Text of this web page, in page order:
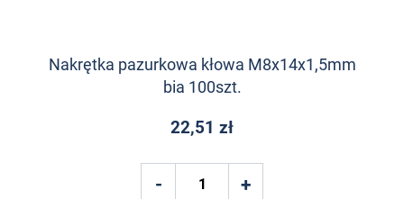
Nakrętka pazurkowa kłowa M8x14x1,5mm
bia 100szt.
22,51 zł